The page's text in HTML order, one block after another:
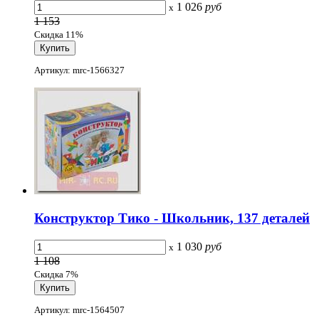
x 1 026 руб
1 153
Скидка 11%
Артикул: mrc-1566327
Конструктор Тико - Школьник, 137 деталей
x 1 030 руб
1 108
Скидка 7%
Артикул: mrc-1564507